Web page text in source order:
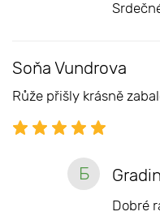
Soňa Vundrova
Růže přišly krásně
Б
Dobré